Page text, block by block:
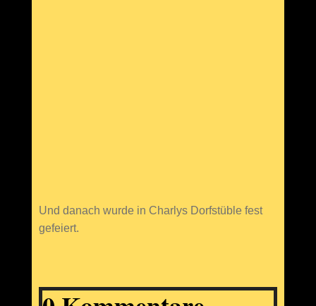
Und danach wurde in Charlys Dorfstüble fest
gefeiert.